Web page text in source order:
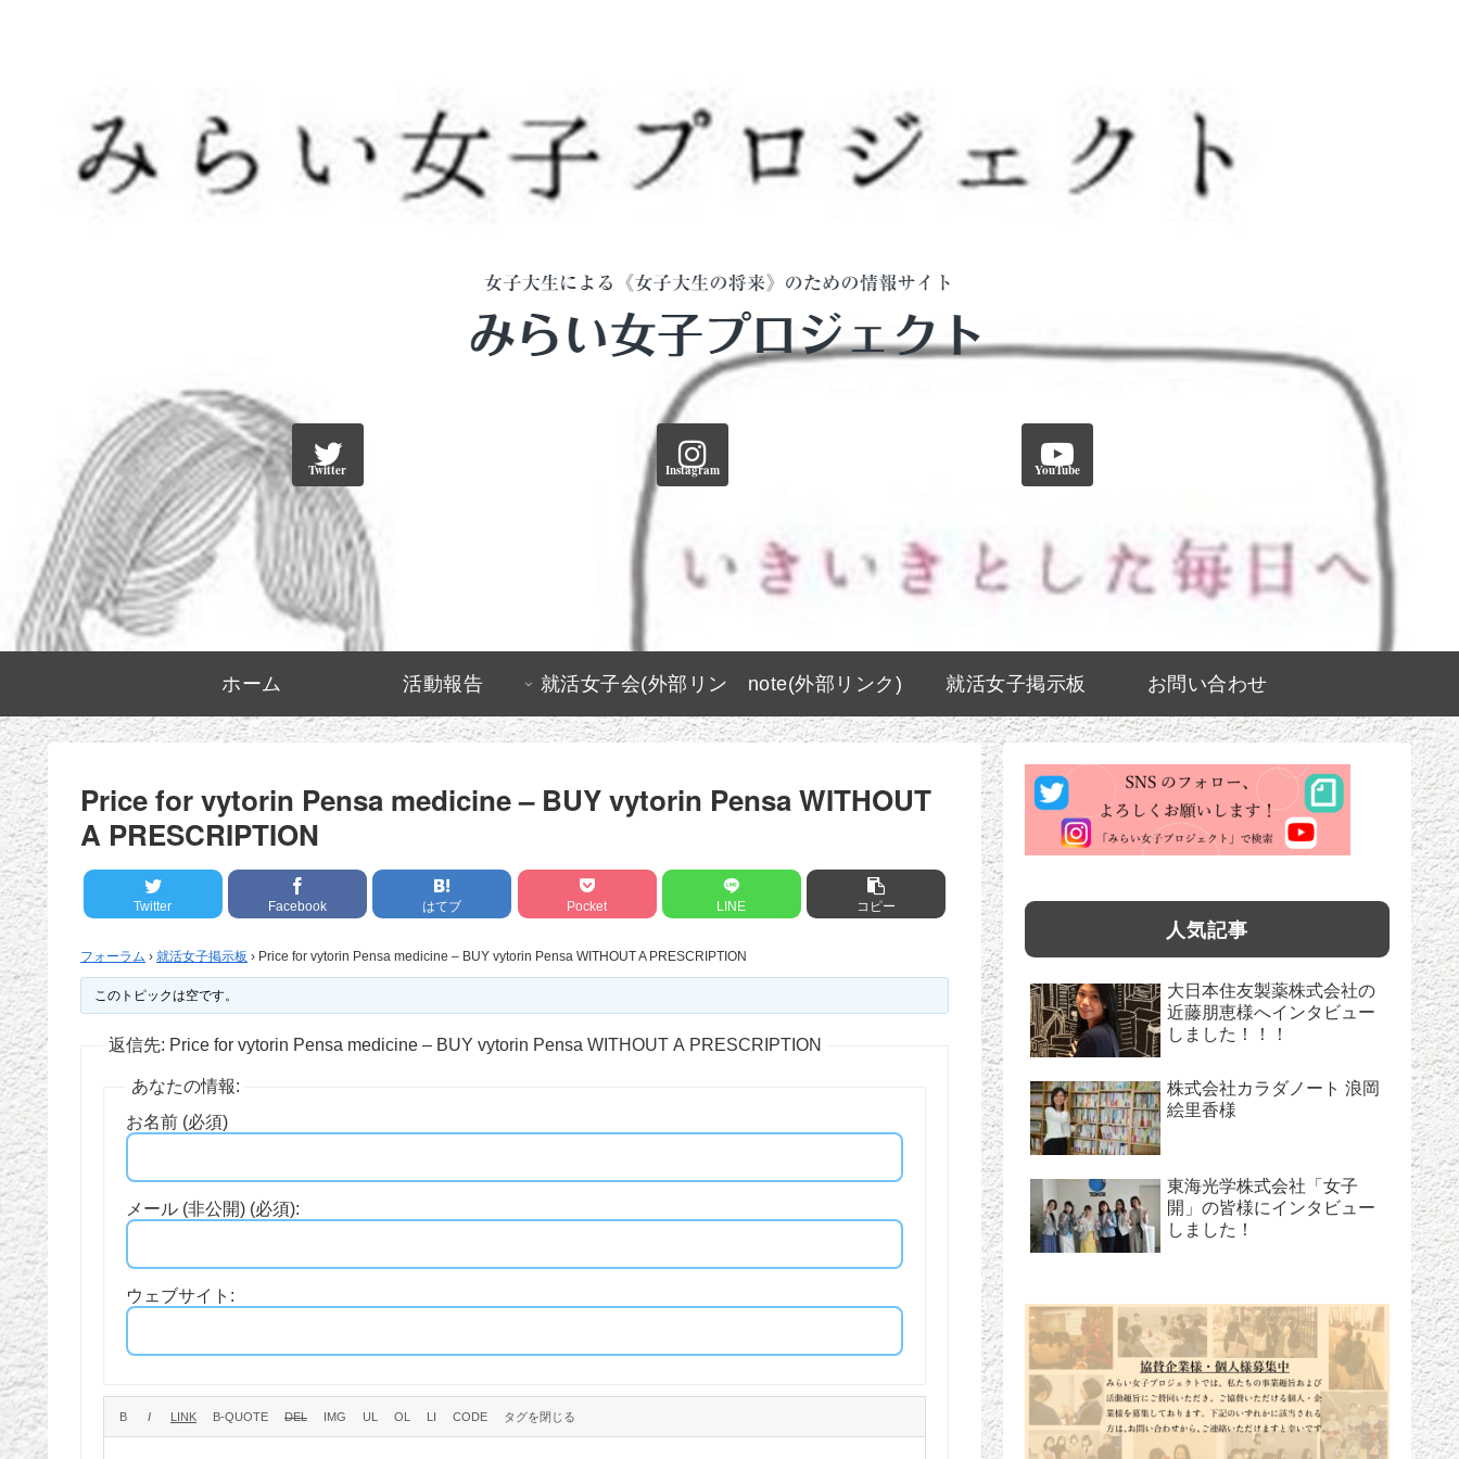
Twitter Instagram YouTube
ホーム 活動報告 就活女子会(外部リン
ク)
note(外部リンク) 就活女子掲示板 お問い合わせ
Price for vytorin Pensa medicine – BUY vytorin Pensa WITHOUT
A PRESCRIPTION
Twitter Facebook はてブ Pocket LINE コピー
フォーラム › 就活女子掲示板 › Price for vytorin Pensa medicine – BUY vytorin Pensa WITHOUT A PRESCRIPTION
このトピックは空です。
返信先: Price for vytorin Pensa medicine – BUY vytorin Pensa WITHOUT A PRESCRIPTION
あなたの情報:
お名前 (必須)
メール (非公開) (必須):
ウェブサイト:
人気記事
大日本住友製薬株式会社の
近藤朋恵様へインタビュー
しました！！！
株式会社カラダノート 浪岡
絵里香様
東海光学株式会社「女子
開」の皆様にインタビュー
しました！